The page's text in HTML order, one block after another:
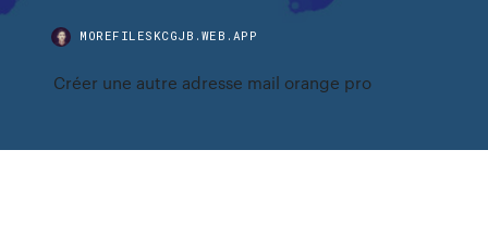
MOREFILESKCGJB.WEB.APP
Créer une autre adresse mail orange pro